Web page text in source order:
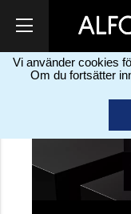
Vi använder cookies
Om du fortsätter